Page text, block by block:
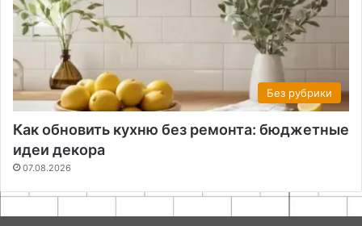
Без рубрики
Как обновить кухню без ремонта: бюджетные
идеи декора
07.08.2026